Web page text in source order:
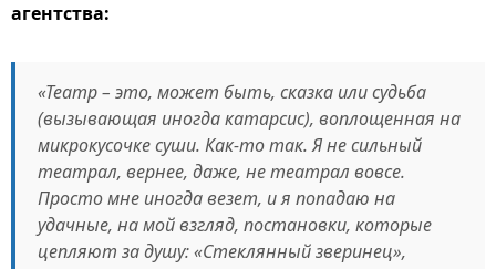
агентства:
«Театр – это, может быть, сказка или судьба
(вызывающая иногда катарсис), воплощенная на
микрокусочке суши. Как-то так. Я не сильный
театрал, вернее, даже, не театрал вовсе.
Просто мне иногда везет, и я попадаю на
удачные, на мой взгляд, постановки, которые
цепляют за душу: «Стеклянный зверинец»,